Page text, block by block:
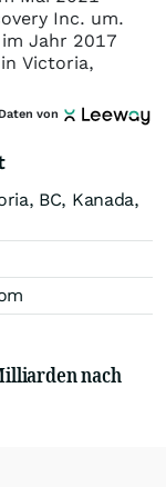
Inc. um.
Jahr 2017
Victoria,
von
BC, Kanada,
nach